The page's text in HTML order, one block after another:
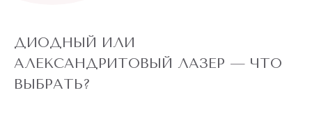
ДИОДНЫЙ ИЛИ
АЛЕКСАНДРИТОВЫЙ ЛАЗЕР — ЧТО
ВЫБРАТЬ?